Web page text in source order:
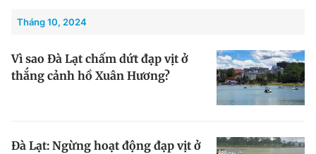
Phó tổng biên tập: Lâm Hiếu Dũng
Giấy phép xuất bản số 110/GP - BTTTT cấp ngày 24.3.2020
© 2003-2026 Bản quyền thuộc về Báo Thanh Niên. Cấm sao chép
dưới mọi hình thức nếu không có sự chấp thuận bằng văn bản.
Tháng 10, 2024
Vì sao Đà Lạt chấm dứt đạp vịt ở
thắng cảnh hồ Xuân Hương?
Đà Lạt: Ngừng hoạt động đạp vịt ở